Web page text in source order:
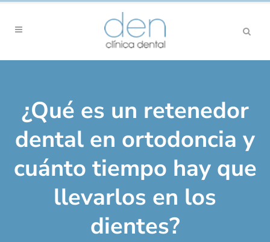
¿Qué es un retenedor
dental en ortodoncia y
cuánto tiempo hay que
llevarlos en los
dientes?